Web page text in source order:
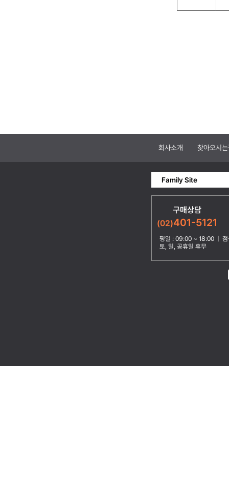
회사소개 찾아오시
Family Site
구매상담
(02)401-5121
평일 : 09:00 ~ 18:00 | 점
토, 일, 공휴일 휴무